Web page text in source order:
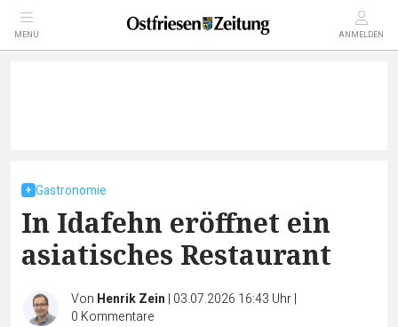
MENÜ ANMELDEN
Gastronomie
In Idafehn eröffnet ein
asiatisches Restaurant
Von Henrik Zein | 03.07.2026 16:43 Uhr|
0 Kommentare